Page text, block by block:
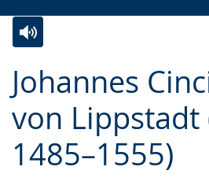
Johannes
von Lippstadt
1485–1555)
Leichten
Sprache
wechseln.
Audio-
Unterstützung.
Video
in
Deutscher
Gebärdensprache